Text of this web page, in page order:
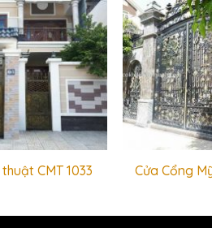
CMT 1033 Cửa Cổng